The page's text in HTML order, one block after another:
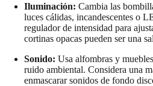
Iluminación: Cambia las
luces cálidas, incandescentes o
regulador de intensidad para
cortinas opacas pueden ser una
Sonido: Usa alfombras y
ruido ambiental. Considera una
enmascarar sonidos de fondo